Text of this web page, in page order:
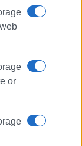
or
ο Όλυμπος με
τακτική Γ.Σ.